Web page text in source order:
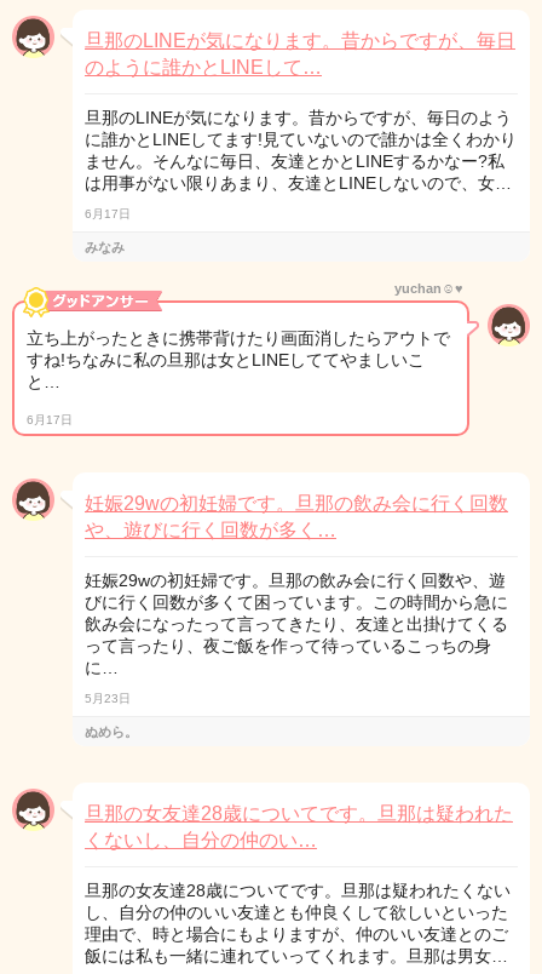
旦那のLINEが気になります。昔からですが、毎日
のように誰かとLINEして…
旦那のLINEが気になります。昔からですが、毎日のよう
に誰かとLINEしてます!見ていないので誰かは全くわかり
ません。そんなに毎日、友達とかとLINEするかなー?私
は用事がない限りあまり、友達とLINEしないので、女…
6月17日
みなみ
yuchan☺︎︎♥︎
立ち上がったときに携帯背けたり画面消したらアウトで
すね!ちなみに私の旦那は女とLINEしててやましいこ
と…
6月17日
妊娠29wの初妊婦です。旦那の飲み会に行く回数
や、遊びに行く回数が多く…
妊娠29wの初妊婦です。旦那の飲み会に行く回数や、遊
びに行く回数が多くて困っています。この時間から急に
飲み会になったって言ってきたり、友達と出掛けてくる
って言ったり、夜ご飯を作って待っているこっちの身
に…
5月23日
ぬめら。
旦那の女友達28歳についてです。旦那は疑われた
くないし、自分の仲のい…
旦那の女友達28歳についてです。旦那は疑われたくない
し、自分の仲のいい友達とも仲良くして欲しいといった
理由で、時と場合にもよりますが、仲のいい友達とのご
飯には私も一緒に連れていってくれます。旦那は男女…